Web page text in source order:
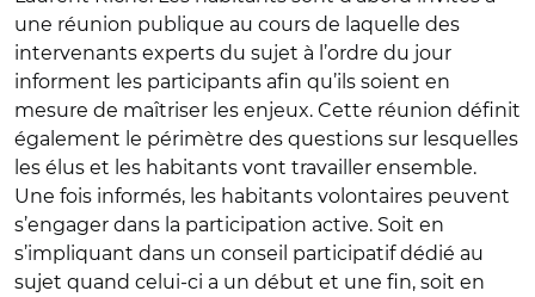
une réunion publique au cours de laquelle des
intervenants experts du sujet à l’ordre du jour
informent les participants afin qu’ils soient en
mesure de maîtriser les enjeux. Cette réunion définit
également le périmètre des questions sur lesquelles
les élus et les habitants vont travailler ensemble.
Une fois informés, les habitants volontaires peuvent
s’engager dans la participation active. Soit en
s’impliquant dans un conseil participatif dédié au
sujet quand celui-ci a un début et une fin, soit en